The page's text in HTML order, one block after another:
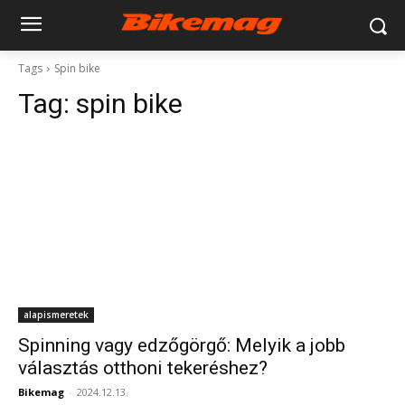
Tags Spin bike
Tag: spin bike
alapismeretek
Spinning vagy edzőgörgő: Melyik a jobb
választás otthoni tekeréshez?
Bikemag - 2024.12.13.